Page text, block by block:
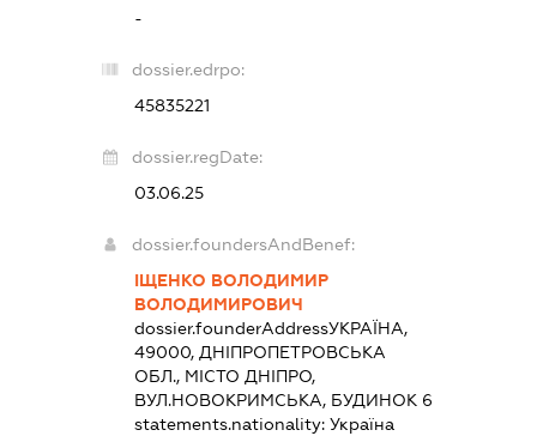
-
dossier.edrpo:
45835221
dossier.regDate:
03.06.25
dossier.foundersAndBenef:
ІЩЕНКО ВОЛОДИМИР
ВОЛОДИМИРОВИЧ
dossier.founderAddressУКРАЇНА,
49000, ДНІПРОПЕТРОВСЬКА
ОБЛ., МІСТО ДНІПРО,
ВУЛ.НОВОКРИМСЬКА, БУДИНОК 6
statements.nationality:Україна